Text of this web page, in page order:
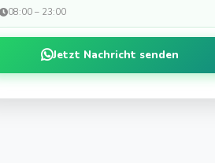
08:00 – 23:00
Jetzt Nachricht senden